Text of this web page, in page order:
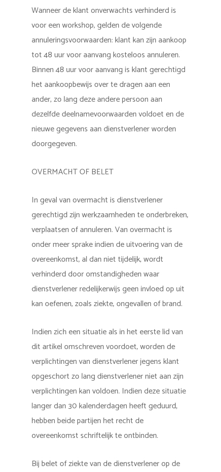
Wanneer de klant onverwachts verhinderd is
voor een workshop, gelden de volgende
annuleringsvoorwaarden: klant kan zijn aankoop
tot 48 uur voor aanvang kosteloos annuleren.
Binnen 48 uur voor aanvang is klant gerechtigd
het aankoopbewijs over te dragen aan een
ander, zo lang deze andere persoon aan
dezelfde deelnamevoorwaarden voldoet en de
nieuwe gegevens aan dienstverlener worden
doorgegeven.
OVERMACHT OF BELET
In geval van overmacht is dienstverlener
gerechtigd zijn werkzaamheden te onderbreken,
verplaatsen of annuleren. Van overmacht is
onder meer sprake indien de uitvoering van de
overeenkomst, al dan niet tijdelijk, wordt
verhinderd door omstandigheden waar
dienstverlener redelijkerwijs geen invloed op uit
kan oefenen, zoals ziekte, ongevallen of brand.
Indien zich een situatie als in het eerste lid van
dit artikel omschreven voordoet, worden de
verplichtingen van dienstverlener jegens klant
opgeschort zo lang dienstverlener niet aan zijn
verplichtingen kan voldoen. Indien deze situatie
langer dan 30 kalenderdagen heeft geduurd,
hebben beide partijen het recht de
overeenkomst schriftelijk te ontbinden.
Bij belet of ziekte van de dienstverlener op de